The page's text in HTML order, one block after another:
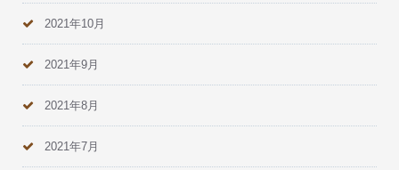
2021年10月
2021年9月
2021年8月
2021年7月